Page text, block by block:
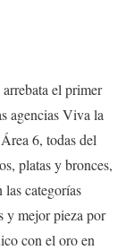
el primer
agencias Viva la
6, todas del
platas y bronces,
categorías
y mejor pieza por
con el oro en